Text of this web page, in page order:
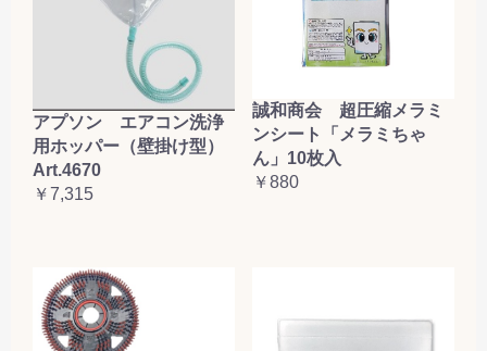
アプソン エアコン洗浄
用ホッパー（壁掛け型）
Art.4670
￥7,315
誠和商会 超圧縮メラミ
ンシート「メラミちゃ
ん」10枚入
￥880